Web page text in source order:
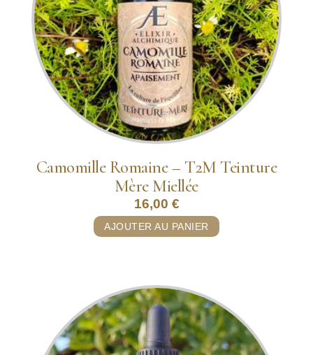
Camomille Romaine – T2M Teinture
Mère Miellée
16,00 €
AJOUTER AU PANIER